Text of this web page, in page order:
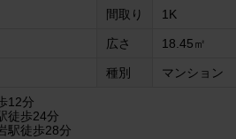
間取り 1K
広さ 18.45㎡
種別 マンション
12分
徒歩24分
駅徒歩28分